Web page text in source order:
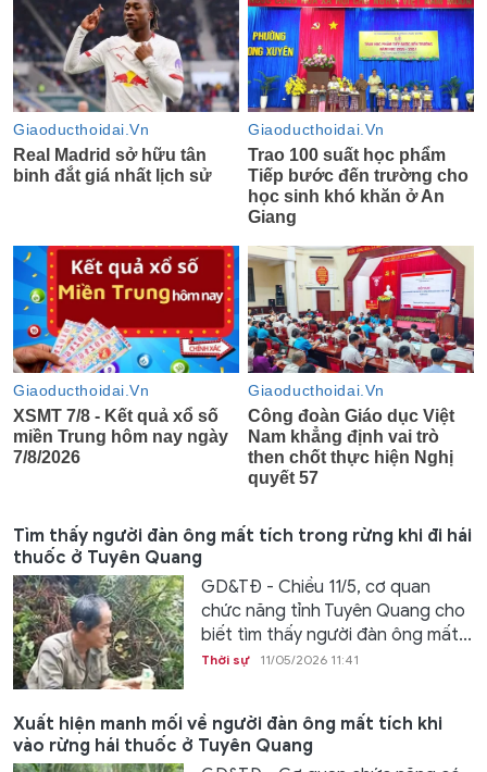
Tìm thấy người đàn ông mất tích trong rừng khi đi hái
thuốc ở Tuyên Quang
GD&TĐ - Chiều 11/5, cơ quan
chức năng tỉnh Tuyên Quang cho
biết tìm thấy người đàn ông mất...
Thời sự 11/05/2026 11:41
Xuất hiện manh mối về người đàn ông mất tích khi
vào rừng hái thuốc ở Tuyên Quang